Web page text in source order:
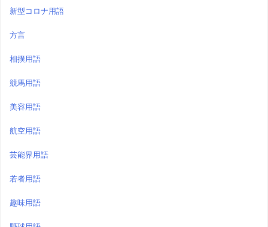
新型コロナ用語
方言
相撲用語
競馬用語
美容用語
航空用語
芸能界用語
若者用語
趣味用語